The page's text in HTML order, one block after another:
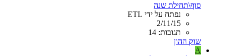
סוף\תחילת שנה
נפתח על ידי ETL
2/11/15
תגובות: 14
שוק ההון
A